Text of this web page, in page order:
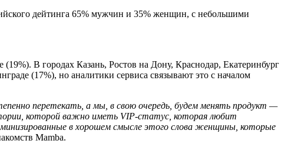
дейтинга 65% мужчин и 35% женщин, с небольшими
В городах Казань, Ростов на Дону, Краснодар, Екатеринбург
(17%), но аналитики сервиса связывают это с началом
перетекать, а мы, в свою очередь, будем менять продукт —
которой важно иметь VIP-статус, которая любит
в хорошем смысле этого слова женщины, которые
Mamba.